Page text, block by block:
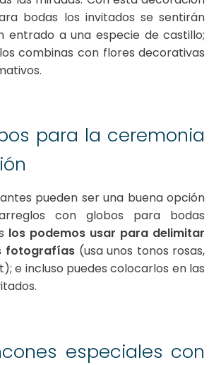
bodas los invitados se sentirán
entrado a una especie de castillo;
combinas con flores decorativas
para la ceremonia
pueden ser una buena opción
con globos para bodas
los podemos usar para delimitar
fotografías (usa unos tonos rosas,
e incluso puedes colocarlos en las
especiales con